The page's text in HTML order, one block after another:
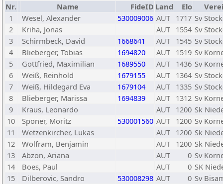
Nr. Name FideID Land Elo
1
Wesel, Alexander 530009006 AUT 1717 Sv
2
Kriha, Jonas AUT 1554 Sv
3
Schirmbeck, David 1668641 AUT 1545 Sv
4
Blieberger, Tobias 1694820 AUT 1519 Sv
5
Gottfried, Maximilian 1689550 AUT 1436 Sv
6
Weiß, Reinhold 1679155 AUT 1364 Sv
7
Weiß, Hildegard Eva 1679104 AUT 1335 Sv
8
Blieberger, Marissa 1694839 AUT 1312 Sv
9
Kraus, Leonardo AUT 1200 Sk
10
Sponer, Moritz 530001560 AUT 1200 Sv
11
Wetzenkircher, Lukas AUT 1200 Sk
12
Wolfram, Benjamin AUT 1200 Sk
13
Abzon, Ariana AUT 0 Sv
14
Boes, Paul AUT 0 SK
15
Dilberovic, Sandro 530008298 AUT 0 Sv